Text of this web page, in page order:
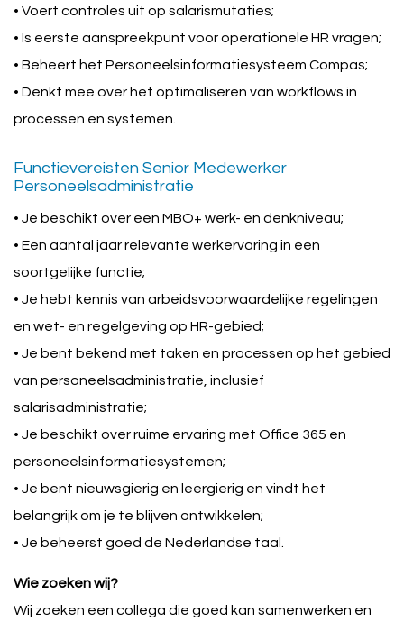
• Voert controles uit op salarismutaties;
• Is eerste aanspreekpunt voor operationele HR vragen;
• Beheert het Personeelsinformatiesysteem Compas;
• Denkt mee over het optimaliseren van workflows in
processen en systemen.
Functievereisten Senior Medewerker
Personeelsadministratie
• Je beschikt over een MBO+ werk- en denkniveau;
• Een aantal jaar relevante werkervaring in een
soortgelijke functie;
• Je hebt kennis van arbeidsvoorwaardelijke regelingen
en wet- en regelgeving op HR-gebied;
• Je bent bekend met taken en processen op het gebied
van personeelsadministratie, inclusief
salarisadministratie;
• Je beschikt over ruime ervaring met Office 365 en
personeelsinformatiesystemen;
• Je bent nieuwsgierig en leergierig en vindt het
belangrijk om je te blijven ontwikkelen;
• Je beheerst goed de Nederlandse taal.
Wie zoeken wij?
Wij zoeken een collega die goed kan samenwerken en